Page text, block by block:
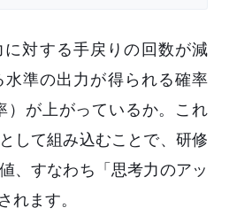
対する手戻りの回数が減
水準の出力が得られる確率
）が上がっているか。これ
して組み込むことで、研修
、すなわち「思考力のアッ
れます。